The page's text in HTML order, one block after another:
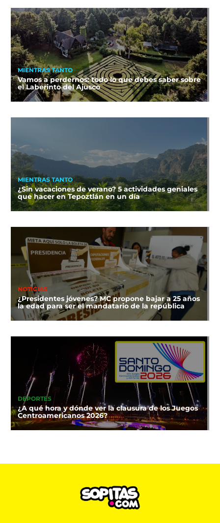
MIENTRAS TANTO
Vamos a perdernos: todo lo que debes saber sobre
el Laberinto del Ajusco
MIENTRAS TANTO
¿Sin vacaciones de verano? 5 actividades geniales
que hacer en Tepoztlán en un día
NOTICIAS
¿Presidentes jóvenes? MC propone bajar a 25 años
la edad para ser el mandatario de la república
DEPORTES
¿A qué hora y dónde ver la clausura de los Juegos
Centroamericanos 2026?